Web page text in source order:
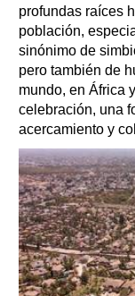
profundas raíces
población,
sinónimo de
pero también de
mundo, en África
celebración, una
acercamiento y